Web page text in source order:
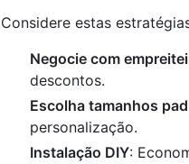
Considere estas
Negocie com
descontos.
Escolha tamanhos
personalização.
Instalação DIY: